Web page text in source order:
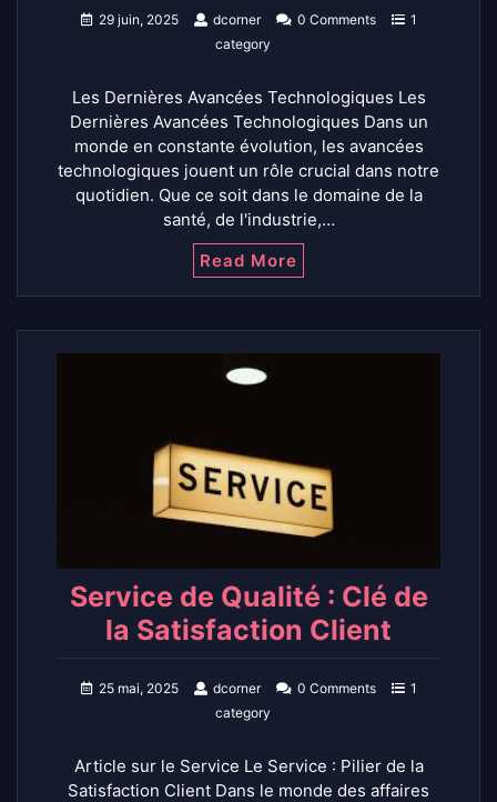
29 juin, 2025 dcorner 0 Comments
1
category
Les Dernières Avancées Technologiques Les
Dernières Avancées Technologiques Dans un
monde en constante évolution, les avancées
technologiques jouent un rôle crucial dans notre
quotidien. Que ce soit dans le domaine de la
santé, de l'industrie,…
Read More
Service de Qualité : Clé de
la Satisfaction Client
25 mai, 2025 dcorner 0 Comments
1
category
Article sur le Service Le Service : Pilier de la
Satisfaction Client Dans le monde des affaires